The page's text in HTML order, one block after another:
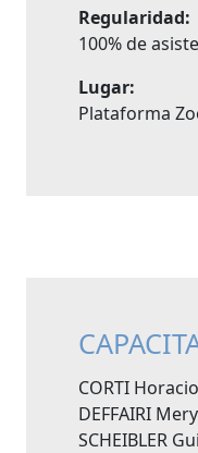
Regularidad:
100% de
Lugar:
Plataforma
CORTI Horacio
DEFFAIRI
SCHEIBLER